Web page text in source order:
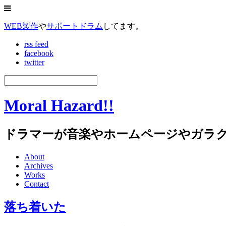
WEB製作やサポートドラム してます。
rss feed
facebook
twitter
Moral Hazard!!
ドラマーが音楽やホームページやガラ
About
Archives
Works
Contact
落ち着いた